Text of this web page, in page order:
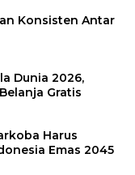
Konsisten Antar
Dunia 2026,
Gratis
Harus
Emas 2045